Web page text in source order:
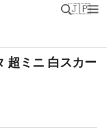
🇯🇵
超ミニ 白スカー